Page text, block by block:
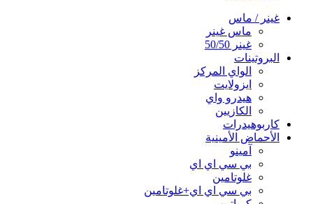
غينر / ماس
ماس غينر
غينر 50/50
البروتينات
الواي المركز
ايزولايت
هيدرو واي
الكازيين
كاربوهيدرات
الأحماض الأمينية
آمينو
بي سي اي اي
غلوتامين
بي سي اي اي+غلوتامين